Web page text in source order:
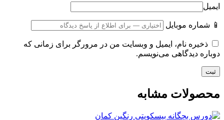
ایمیل
📱 شماره موبایل
ذخیره نام، ایمیل و وبسایت من در مرورگر برای زمانی که
دوباره دیدگاهی می‌نویسم.
محصولات مشابه